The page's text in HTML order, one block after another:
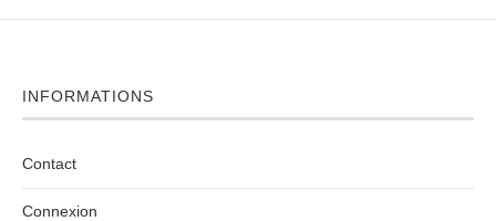
INFORMATIONS
Contact
Connexion